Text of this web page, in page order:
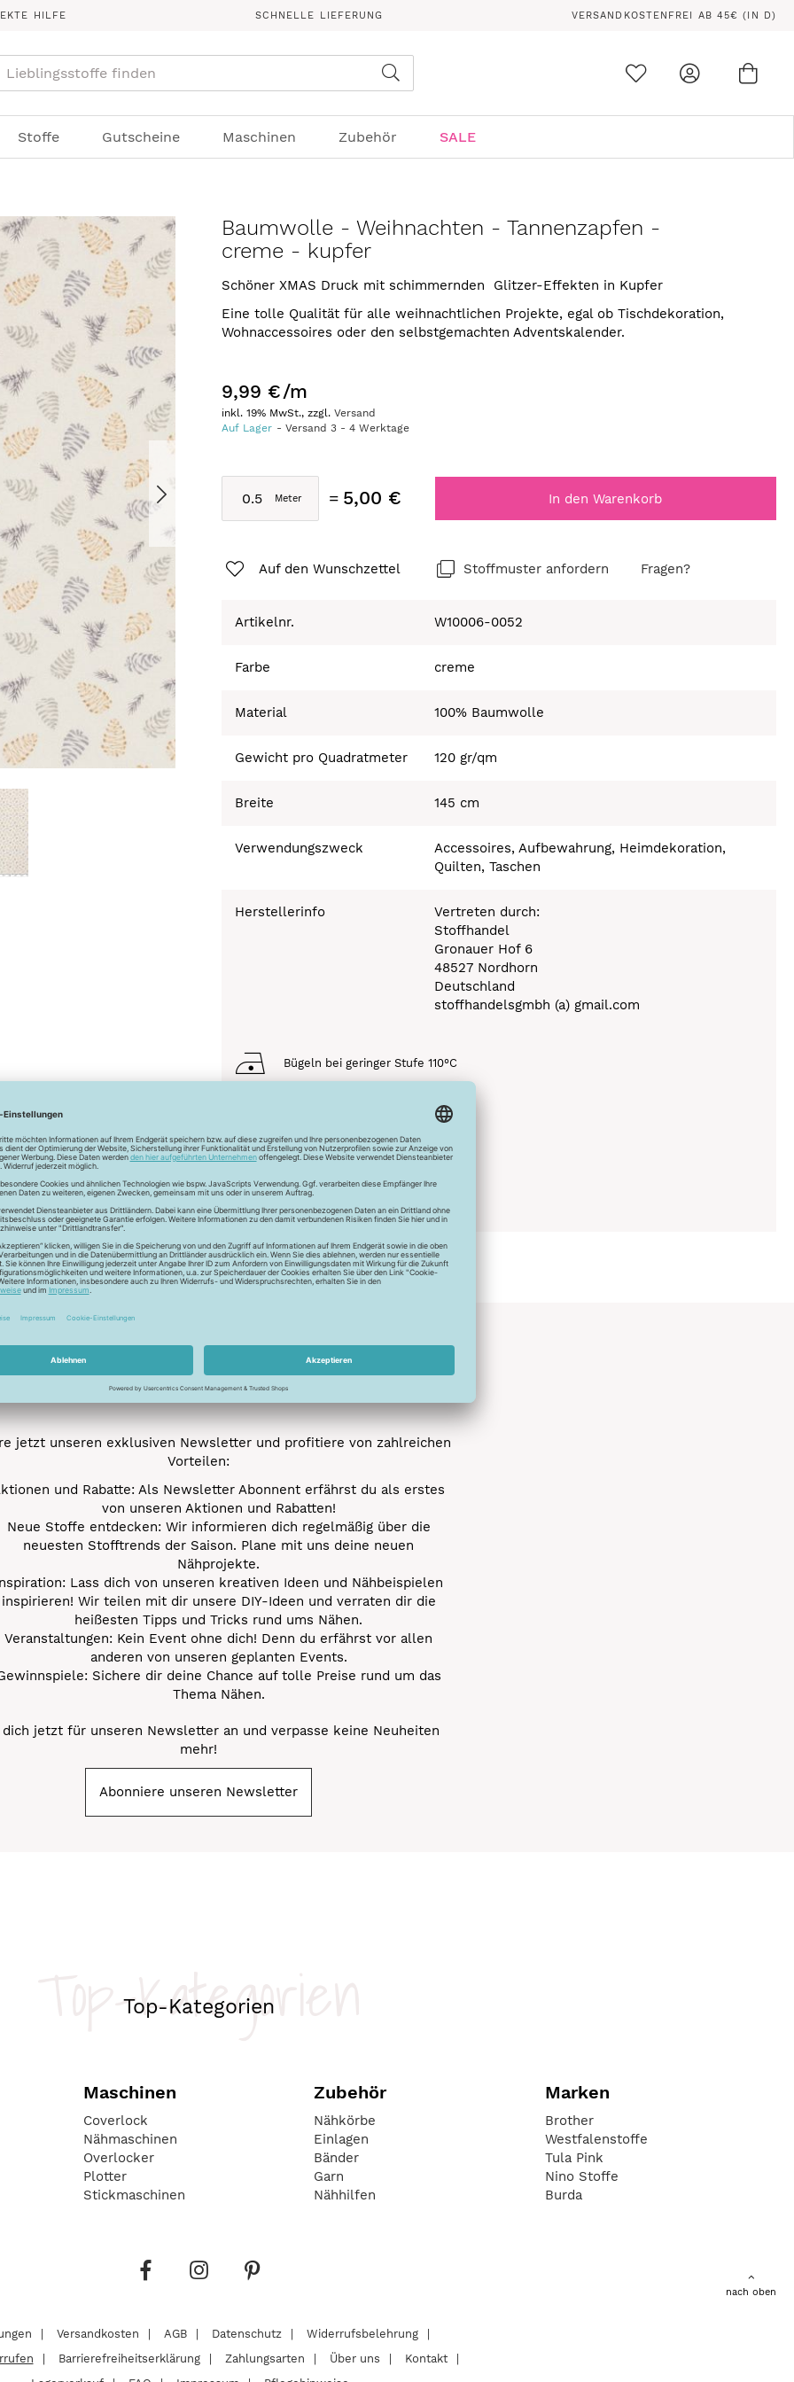
HILFE SCHNELLE LIEFERUNG VERSANDKOSTENFREI AB 45€ (IN D)
Stoffe Gutscheine Maschinen Zubehör SALE
Baumwolle - Weihnachten - Tannenzapfen -
creme - kupfer
Schöner XMAS Druck mit schimmernden Glitzer-Effekten in Kupfer
Eine tolle Qualität für alle weihnachtlichen Projekte, egal ob Tischdekoration,
Wohnaccessoires oder den selbstgemachten Adventskalender.
9,99 €/m
inkl. 19% MwSt., zzgl.Versand
Auf Lager
Versand3 -4 Werktage
5,00 € In den Warenkorb
Auf den Wunschzettel Stoffmuster anfordern Fragen?
Artikelnr. W10006-0052
Farbe creme
Material 100% Baumwolle
Gewicht pro Quadratmeter 120 gr/qm
Breite 145 cm
Verwendungszweck
Accessoires, Aufbewahrung, Heimdekoration,
Quilten, Taschen
Herstellerinfo
Vertreten durch:
Stoffhandel
Gronauer Hof 6
48527 Nordhorn
Deutschland
stoffhandelsgmbh (a) gmail.com
Bügeln bei geringer Stufe 110°C
Chemisch Reinigen nicht möglich
Schonwaschgang 30°C
Trocknen nicht möglich
Unser Newsletter
Newsletter
jetzt unseren exklusiven Newsletter und profitiere von zahlreichen
Vorteilen:
und Rabatte: Als Newsletter Abonnent erfährst du als erstes
von unseren Aktionen und Rabatten!
Neue Stoffe entdecken: Wir informieren dich regelmäßig über die
neuesten Stofftrends der Saison. Plane mit uns deine neuen
Nähprojekte.
Lass dich von unseren kreativen Ideen und Nähbeispielen
inspirieren! Wir teilen mit dir unsere DIY-Ideen und verraten dir die
heißesten Tipps und Tricks rund ums Nähen.
Veranstaltungen: Kein Event ohne dich! Denn du erfährst vor allen
anderen von unseren geplanten Events.
Sichere dir deine Chance auf tolle Preise rund um das
Thema Nähen.
dich jetzt für unseren Newsletter an und verpasse keine Neuheiten
mehr!
Abonniere unseren Newsletter
Top-Kategorien
Top-Kategorien
Maschinen
Coverlock
Nähmaschinen
Overlocker
Plotter
Stickmaschinen
Zubehör
Nähkörbe
Einlagen
Bänder
Garn
Nähhilfen
Marken
Brother
Westfalenstoffe
Tula Pink
Nino Stoffe
Burda
nach oben
Versandkosten AGB Datenschutz
Widerrufsbelehrung
Barrierefreiheitserklärung Zahlungsarten Über uns
Kontakt